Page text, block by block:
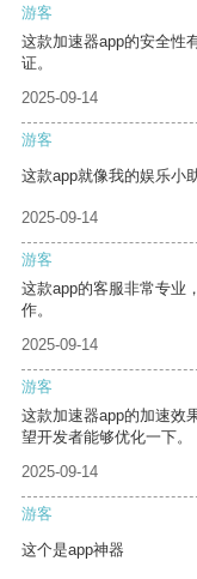
游客
这款加速器app的安全性
证。
2025-09-14
游客
这款app就像我的娱乐小
2025-09-14
游客
这款app的客服非常专业
作。
2025-09-14
游客
这款加速器app的加速效
望开发者能够优化一下。
2025-09-14
游客
这个是app神器